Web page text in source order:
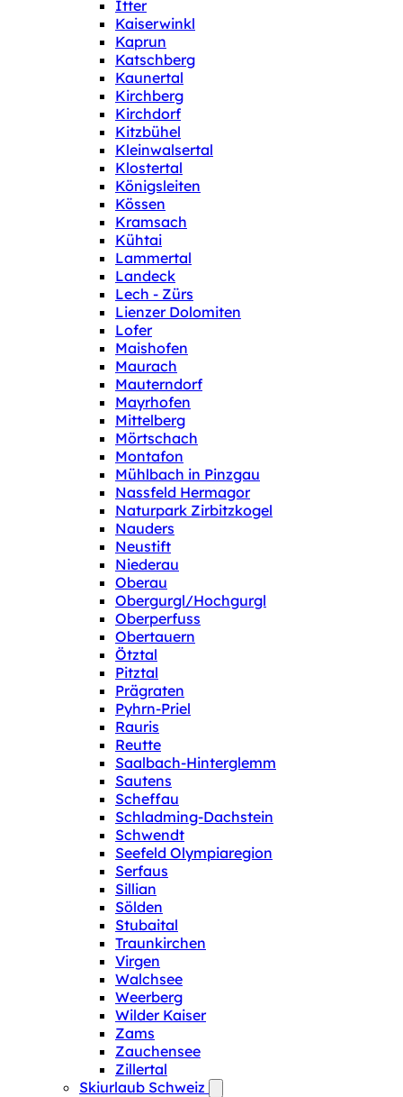
Itter
Kaiserwinkl
Kaprun
Katschberg
Kaunertal
Kirchberg
Kirchdorf
Kitzbühel
Kleinwalsertal
Klostertal
Königsleiten
Kössen
Kramsach
Kühtai
Lammertal
Landeck
Lech - Zürs
Lienzer Dolomiten
Lofer
Maishofen
Maurach
Mauterndorf
Mayrhofen
Mittelberg
Mörtschach
Montafon
Mühlbach in Pinzgau
Nassfeld Hermagor
Naturpark Zirbitzkogel
Nauders
Neustift
Niederau
Oberau
Obergurgl/Hochgurgl
Oberperfuss
Obertauern
Ötztal
Pitztal
Prägraten
Pyhrn-Priel
Rauris
Reutte
Saalbach-Hinterglemm
Sautens
Scheffau
Schladming-Dachstein
Schwendt
Seefeld Olympiaregion
Serfaus
Sillian
Sölden
Stubaital
Traunkirchen
Virgen
Walchsee
Weerberg
Wilder Kaiser
Zams
Zauchensee
Zillertal
Skiurlaub Schweiz